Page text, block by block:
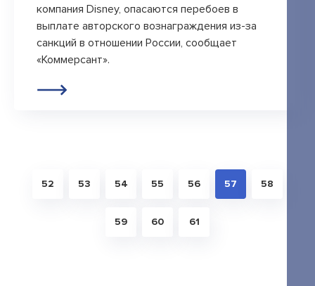
компания Disney, опасаются перебоев в
выплате авторского вознаграждения из-за
санкций в отношении России, сообщает
«Коммерсант».
52 53 54 55 56 57 58
59 60 61